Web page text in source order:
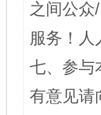
之间公众
服务！人
七、参与
有意见请